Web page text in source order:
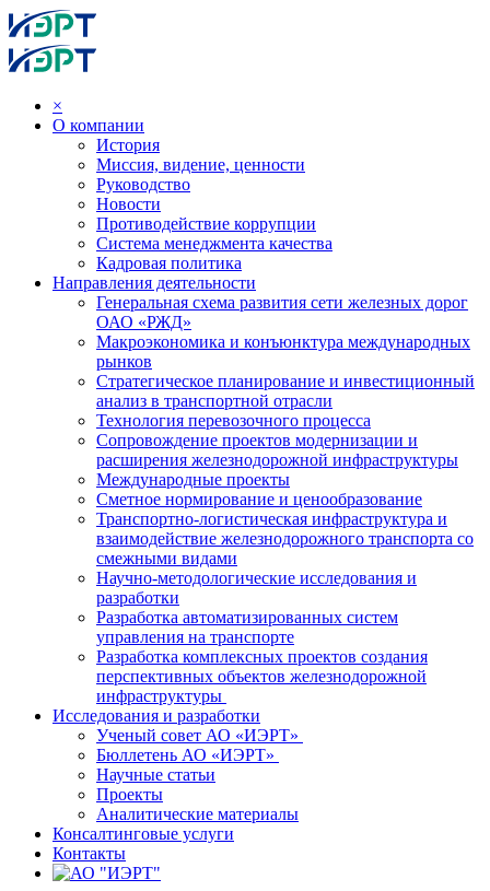
×
О компании
История
Миссия, видение, ценности
Руководство
Новости
Противодействие коррупции
Система менеджмента качества
Кадровая политика
Направления деятельности
Генеральная схема развития сети железных дорог
ОАО «РЖД»
Макроэкономика и конъюнктура международных
рынков
Стратегическое планирование и инвестиционный
анализ в транспортной отрасли
Технология перевозочного процесса
Сопровождение проектов модернизации и
расширения железнодорожной инфраструктуры
Международные проекты
Сметное нормирование и ценообразование
Транспортно-логистическая инфраструктура и
взаимодействие железнодорожного транспорта со
смежными видами
Научно-методологические исследования и
разработки
Разработка автоматизированных систем
управления на транспорте
Разработка комплексных проектов создания
перспективных объектов железнодорожной
инфраструктуры
Исследования и разработки
Ученый совет АО «ИЭРТ»
Бюллетень АО «ИЭРТ»
Научные статьи
Проекты
Аналитические материалы
Консалтинговые услуги
Контакты